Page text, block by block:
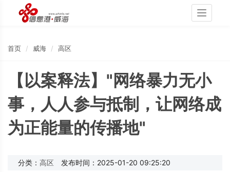
Toggle
首页 威海 高区
【以案释法】"网络暴力无小
事，人人参与抵制，让网络成
为正能量的传播地"
分类： 高区 发布时间：2025-01-20 09:25:20